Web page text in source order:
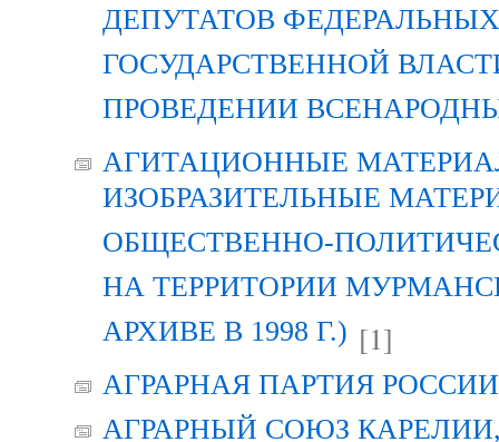
ДЕПУТАТОВ
ГОСУДАРСТВЕННОЙ
ПРОВЕДЕНИИ
АГИТАЦИОННЫЕ
ИЗОБРАЗИТЕЛЬНЫЕ
ОБЩЕСТВЕННО-
НА ТЕРРИТОРИИ
АРХИВЕ В 1998 Г.) [1]
АГРАРНАЯ ПАРТИЯ РОССИИ
АГРАРНЫЙ СОЮЗ КАРЕЛИИ,